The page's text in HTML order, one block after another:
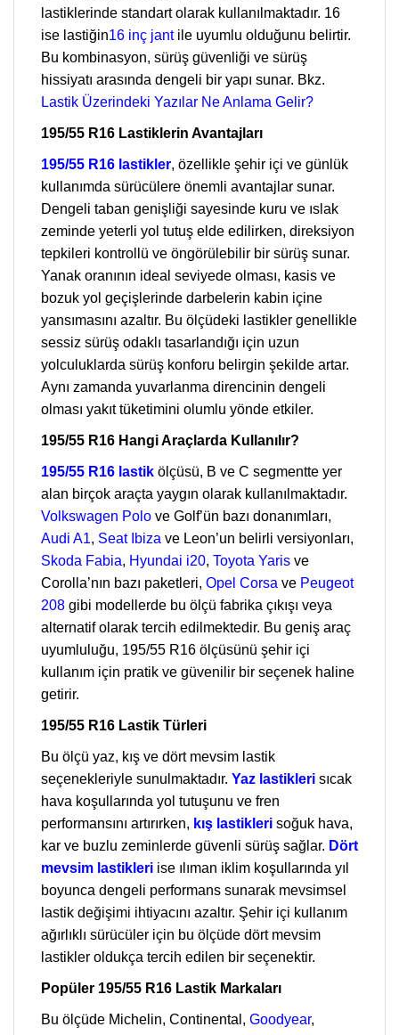
lastiklerinde standart olarak kullanılmaktadır. 16
ise lastiğin16 inç jantile uyumlu olduğunu belirtir.
Bu kombinasyon, sürüş güvenliği ve sürüş
hissiyatı arasında dengeli bir yapı sunar. Bkz.
Lastik Üzerindeki Yazılar Ne Anlama Gelir?
195/55 R16 Lastiklerin Avantajları
195/55 R16 lastikler, özellikle şehir içi ve günlük
kullanımda sürücülere önemli avantajlar sunar.
Dengeli taban genişliği sayesinde kuru ve ıslak
zeminde yeterli yol tutuş elde edilirken, direksiyon
tepkileri kontrollü ve öngörülebilir bir sürüş sunar.
Yanak oranının ideal seviyede olması, kasis ve
bozuk yol geçişlerinde darbelerin kabin içine
yansımasını azaltır. Bu ölçüdeki lastikler genellikle
sessiz sürüş odaklı tasarlandığı için uzun
yolculuklarda sürüş konforu belirgin şekilde artar.
Aynı zamanda yuvarlanma direncinin dengeli
olması yakıt tüketimini olumlu yönde etkiler.
195/55 R16 Hangi Araçlarda Kullanılır?
195/55 R16 lastik ölçüsü, B ve C segmentte yer
alan birçok araçta yaygın olarak kullanılmaktadır.
Volkswagen Polo ve Golf’ün bazı donanımları,
Audi A1, Seat Ibiza ve Leon’un belirli versiyonları,
Skoda Fabia, Hyundai i20, Toyota Yaris ve
Corolla’nın bazı paketleri, Opel Corsa ve Peugeot
208 gibi modellerde bu ölçü fabrika çıkışı veya
alternatif olarak tercih edilmektedir. Bu geniş araç
uyumluluğu, 195/55 R16 ölçüsünü şehir içi
kullanım için pratik ve güvenilir bir seçenek haline
getirir.
195/55 R16 Lastik Türleri
Bu ölçü yaz, kış ve dört mevsim lastik
seçenekleriyle sunulmaktadır. Yaz lastikleri sıcak
hava koşullarında yol tutuşunu ve fren
performansını artırırken, kış lastikleri soğuk hava,
kar ve buzlu zeminlerde güvenli sürüş sağlar. Dört
mevsim lastikleri ise ılıman iklim koşullarında yıl
boyunca dengeli performans sunarak mevsimsel
lastik değişimi ihtiyacını azaltır. Şehir içi kullanım
ağırlıklı sürücüler için bu ölçüde dört mevsim
lastikler oldukça tercih edilen bir seçenektir.
Popüler 195/55 R16 Lastik Markaları
Bu ölçüde Michelin, Continental, Goodyear,